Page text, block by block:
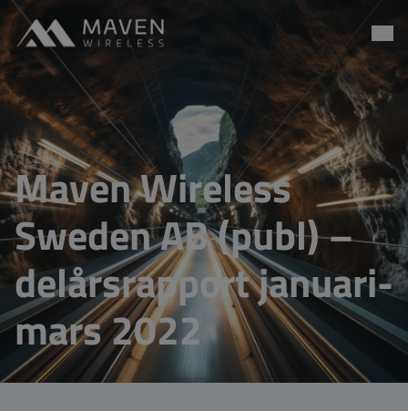
Go to content
Maven Wireless
Maven Wireless
Sweden AB (publ) –
delårsrapport januari-
mars 2022